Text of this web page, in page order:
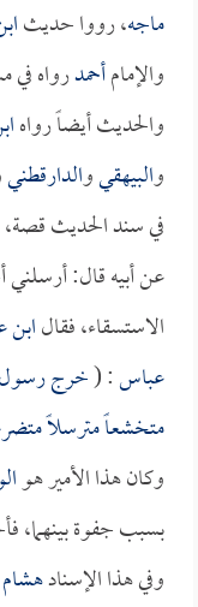
ماجه، رووا حديث
والإمامأحمدرواه في
والحديث أيضاً رواه
والبيهقيوالدارقطني
في سند الحديث
عن أبيه قال: أرسلني
الاستسقاء، فقال
عباس: (خرج رسول
متخشعاً مترسلاً
وكان هذا الأمير هو
بسبب جفوة بينهما،
وفي هذا الإسناد